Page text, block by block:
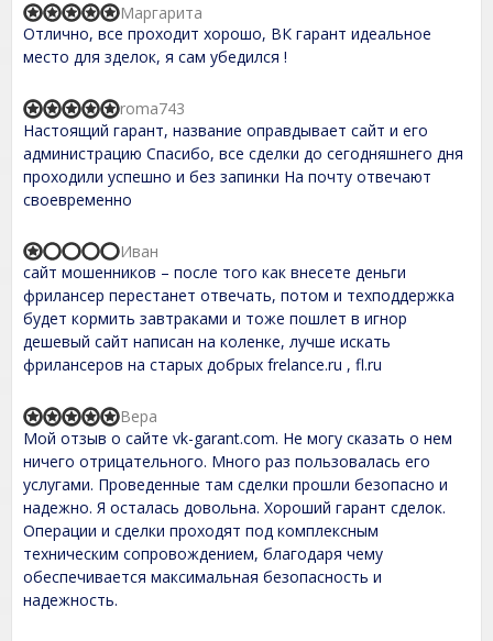
u
t
f
R
a
e
5
,
0
o
u
t
o
5
Отлично, все проходит хорошо, ВК гарант идеальное
место для зделок, я сам убедился !
Маргарита
R
a
t
d
5
0
o
u
t
f
5
Настоящий гарант, название оправдывает сайт и его
администрацию Спасибо, все сделки до сегодняшнего дня
проходили успешно и без запинки На почту отвечают
своевременно
roma743
R
a
t
e
d
1
,
u
t
o
f
5
сайт мошенников – после того как внесете деньги
фрилансер перестанет отвечать, потом и техподдержка
будет кормить завтраками и тоже пошлет в игнор
дешевый сайт написан на коленке, лучше искать
фрилансеров на старых добрых frelance.ru , fl.ru
Иван
R
a
t
d
5
,
0
o
u
t
Мой отзыв о сайте vk-garant.com. Не могу сказать о нем
ничего отрицательного. Много раз пользовалась его
услугами. Проведенные там сделки прошли безопасно и
надежно. Я осталась довольна. Хороший гарант сделок.
Операции и сделки проходят под комплексным
техническим сопровождением, благодаря чему
обеспечивается максимальная безопасность и
надежность.
Вера